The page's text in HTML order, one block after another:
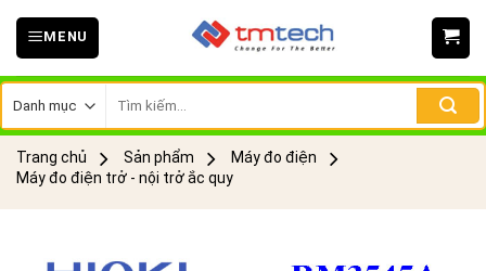
Skip
MENU
kiếm:
Trang chủ Sản phẩm
Máy đo điện
Máy đo điện trở - nội trở ắc quy